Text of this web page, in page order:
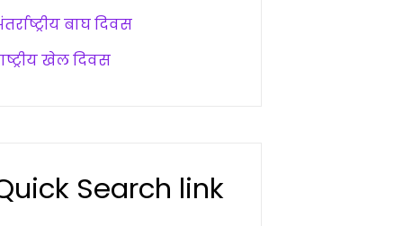
बाघ दिवस
खेल दिवस
Search link